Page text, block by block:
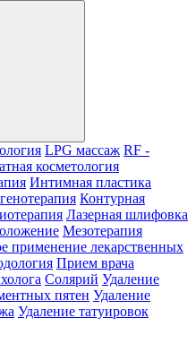
LPG массаж RF -
косметология
Интимная пластика
Контурная
Лазерная шлифовка
Мезотерапия
применение лекарственных
Прием врача
Солярий Удаление
пятен Удаление
Удаление татуировок